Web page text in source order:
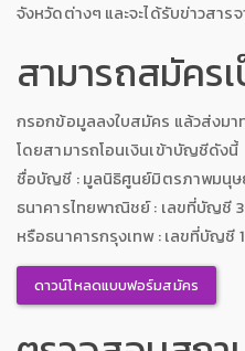
จังหวัดต่างๆ และจะได้รับข่าวสา
สามารถสมัคร
กรอกข้อมูลลงใบสมัคร แล้วส่งม
โดยสามารถโอนเงินเข้าบัญชีดังนี้
ชื่อบัญชี : มูลนิธิศูนย์มิตรภาพมนุษ
ธนาคารไทยพาณิชย์ : เลขที่บัญชี
หรือธนาคารกรุงเทพ : เลขที่บัญชี
ดาวน์โหลดแบบฟอร์มสมัคร